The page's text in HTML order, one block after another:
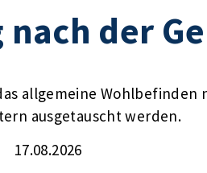
der
allgemeine
ausgetauscht werden.
17.08.2026